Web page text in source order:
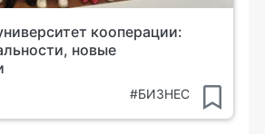
кооперации:
новые
#БИЗНЕС